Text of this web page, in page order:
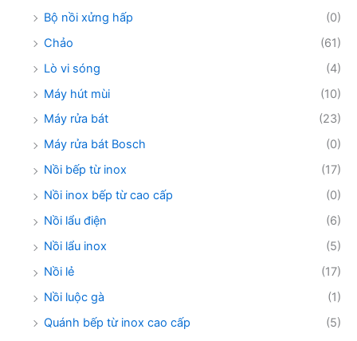
Bộ nồi xửng hấp
(0)
Chảo
(61)
Lò vi sóng
(4)
Máy hút mùi
(10)
Máy rửa bát
(23)
Máy rửa bát Bosch
(0)
Nồi bếp từ inox
(17)
Nồi inox bếp từ cao cấp
(0)
Nồi lẩu điện
(6)
Nồi lẩu inox
(5)
Nồi lẻ
(17)
Nồi luộc gà
(1)
Quánh bếp từ inox cao cấp
(5)